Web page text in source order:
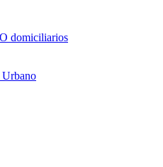
domiciliarios
Urbano